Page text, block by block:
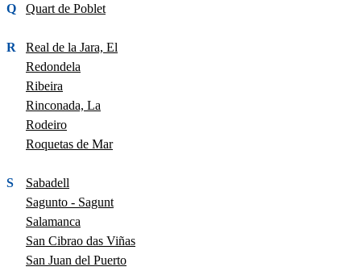
Q Quart de Poblet
R
Real de la Jara, El
Redondela
Ribeira
Rinconada, La
Rodeiro
Roquetas de Mar
S
Sabadell
Sagunto - Sagunt
Salamanca
San Cibrao das Viñas
San Juan del Puerto